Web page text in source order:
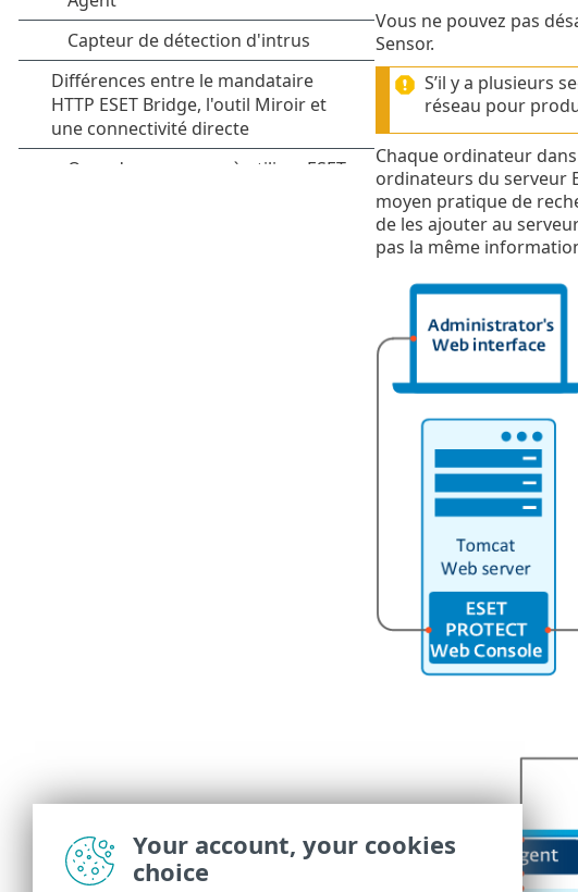
Vous ne pouvez pas
Sensor.
S’il y a plusieurs
réseau pour
Chaque ordinateur
ordinateurs du serveur
moyen pratique de
de les ajouter au
pas la même
Your account, your cookies
choice